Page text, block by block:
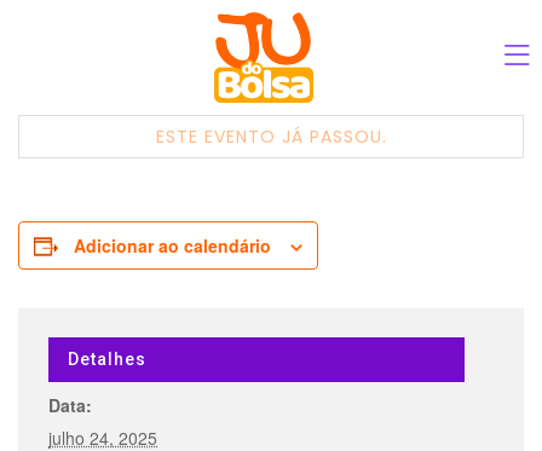
ESTE EVENTO JÁ PASSOU.
Adicionar ao calendário
Detalhes
Data:
julho 24, 2025